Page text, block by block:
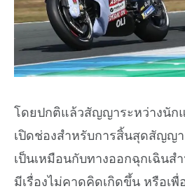
โดยปกติแล้วสัญญาระหว่างนัก
เปิดช่องสำหรับการสิ้นสุดสัญญา
เป็นเหมือนกับทางออกฉุกเฉินส
มีเรื่องไม่คาดคิดเกิดขึ้น หรือเพื่